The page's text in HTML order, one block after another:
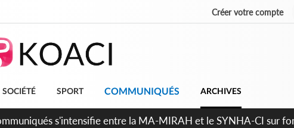
Créer votre compte
SOCIÉTÉ SPORT COMMUNIQUÉS ARCHIVES
s'intensifie entre la MA-MIRAH et le SYNHA-CI sur